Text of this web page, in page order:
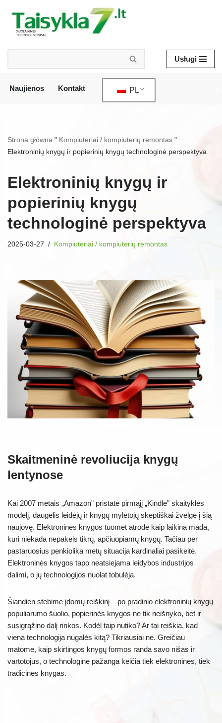
Przejdź
treści
Usługi
Naujienos Kontakt PL
Strona główna " Kompiuteriai / kompiuterių remontas "
Elektroninių knygų ir popierinių knygų technologinė perspektyva
Elektroninių knygų ir
popierinių knygų
technologinė perspektyva
2025-03-27 Kompiuteriai / kompiuterių remontas
Skaitmeninė revoliucija knygų
lentynose
Kai 2007 metais „Amazon” pristatė pirmąjį „Kindle” skaityklės
modelį, daugelis leidėjų ir knygų mylėtojų skeptiškai žvelgė į šią
naujovę. Elektroninės knygos tuomet atrodė kaip laikina mada,
kuri niekada nepakeis tikrų, apčiuopiamų knygų. Tačiau per
pastaruosius penkiolika metų situacija kardinaliai pasikeitė.
Elektroninės knygos tapo neatsiejama leidybos industrijos
dalimi, o jų technologijos nuolat tobulėja.
Šiandien stebime įdomų reiškinį – po pradinio elektroninių knygų
populiarumo šuolio, popierinės knygos ne tik neišnyko, bet ir
susigrąžino dalį rinkos. Kodėl taip nutiko? Ar tai reiškia, kad
viena technologija nugalės kitą? Tikriausiai ne. Greičiau
matome, kaip skirtingos knygų formos randa savo nišas ir
vartotojus, o technologinė pažanga keičia tiek elektronines, tiek
tradicines knygas.